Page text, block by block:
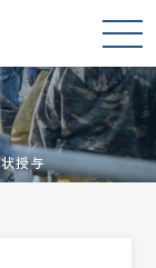
授与